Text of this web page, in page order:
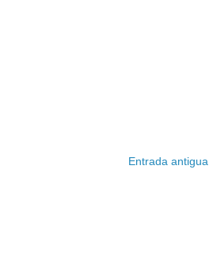
Entrada antigua